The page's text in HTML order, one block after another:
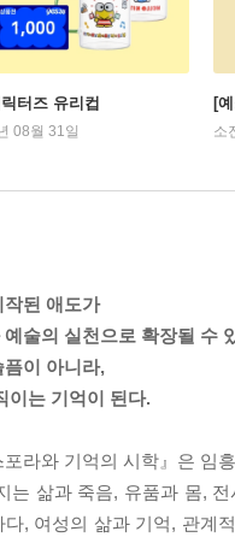
터즈 유리컵
08월 31일
[
소
작된 애도가
술의 실천으로 확장될 수
이 아니라,
이는 기억이 된다.
포라와 기억의 시학』은 임
는 삶과 죽음, 유품과 몸,
, 여성의 삶과 기억, 관계